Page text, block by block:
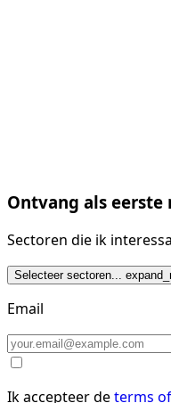
Ontvang als eerste
Sectoren die ik
Selecteer sectoren...
Email
Ik accepteer determs